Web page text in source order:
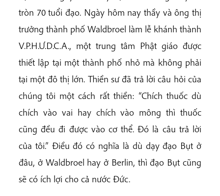
tròn 70 tuổi đạo. Ngày hôm nay thầy và ông thị
trưởng thành phố Waldbroel làm lễ khánh thành
V.P.H.Ư.D.C.A., một trung tâm Phật giáo được
thiết lập tại một thành phố nhỏ mà không phải
tại một đô thị lớn. Thiền sư đã trả lời câu hỏi của
chúng tôi một cách rất thiền: “Chích thuốc dù
chích vào vai hay chích vào mông thì thuốc
cũng đều đi được vào cơ thể. Đó là câu trả lời
của tôi.” Điều đó có nghĩa là dù dạy đạo Bụt ở
đâu, ở Waldbroel hay ở Berlin, thì đạo Bụt cũng
sẽ có ích lợi cho cả nước Đức.